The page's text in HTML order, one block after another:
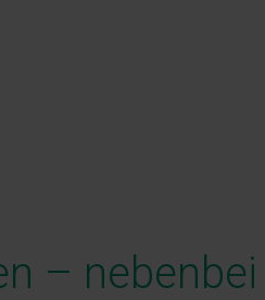
– nebenbei